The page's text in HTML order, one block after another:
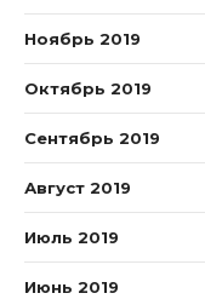
Ноябрь 2019
Октябрь 2019
Сентябрь 2019
Август 2019
Июль 2019
Июнь 2019